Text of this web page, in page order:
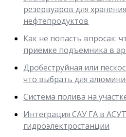
резервуаров для
нефтепродуктов
Как не попасть впросак:
приемке подъемника в
Дробеструйная или
что выбрать для
Система полива на
Интеграция САУ ГА в
гидроэлектростанции